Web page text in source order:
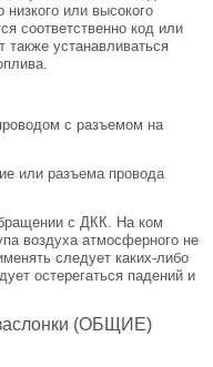
низкого или высокого
соответственно код или
также устанавливаться
с разъемом на
или разъема провода
с ДКК. На ком
воздуха атмосферного не
следует каких-либо
остерегаться падений и
(ОБЩИЕ)